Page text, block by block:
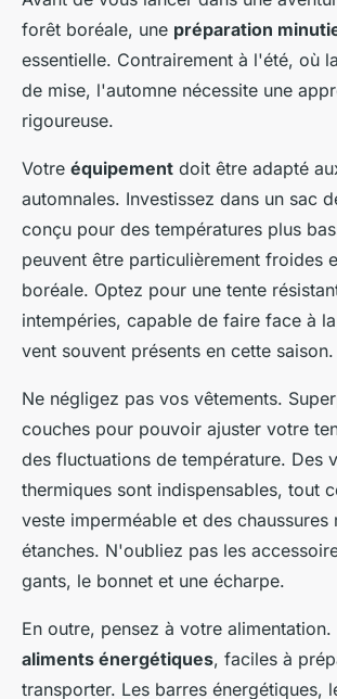
forêt boréale, une préparation
essentielle. Contrairement à l'été, où
de mise, l'automne nécessite une
rigoureuse.
Votre équipement doit être adapté
automnales. Investissez dans un sac
conçu pour des températures plus
peuvent être particulièrement froides
boréale. Optez pour une tente
intempéries, capable de faire face à
vent souvent présents en cette saison.
Ne négligez pas vos vêtements.
couches pour pouvoir ajuster votre
des fluctuations de température. Des
thermiques sont indispensables, tout
veste imperméable et des chaussures
étanches. N'oubliez pas les
gants, le bonnet et une écharpe.
En outre, pensez à votre
aliments énergétiques, faciles à
transporter. Les barres énergétiques,